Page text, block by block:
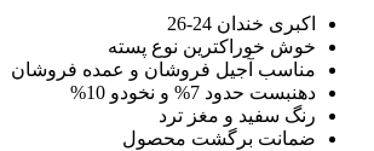
اکبری خندان 24-26
خوش خوراکترین نوع پسته
مناسب آجیل فروشان و عمده فروشان
دهنبست حدود 7% و نخودو 10%
رنگ سفید و مغز ترد
ضمانت برگشت محصول